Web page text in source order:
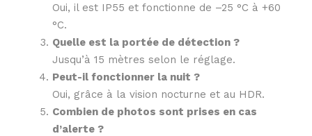
Oui, il est IP55 et fonctionne de –25 °C à +60
°C.
Quelle est la portée de détection ?
Jusqu’à 15 mètres selon le réglage.
Peut-il fonctionner la nuit ?
Oui, grâce à la vision nocturne et au HDR.
Combien de photos sont prises en cas
d’alerte ?